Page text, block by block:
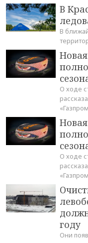
В
В
О ходе
О ходе
году
Они